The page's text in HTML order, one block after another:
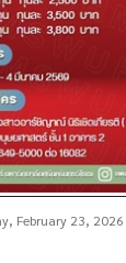
February 23, 2026